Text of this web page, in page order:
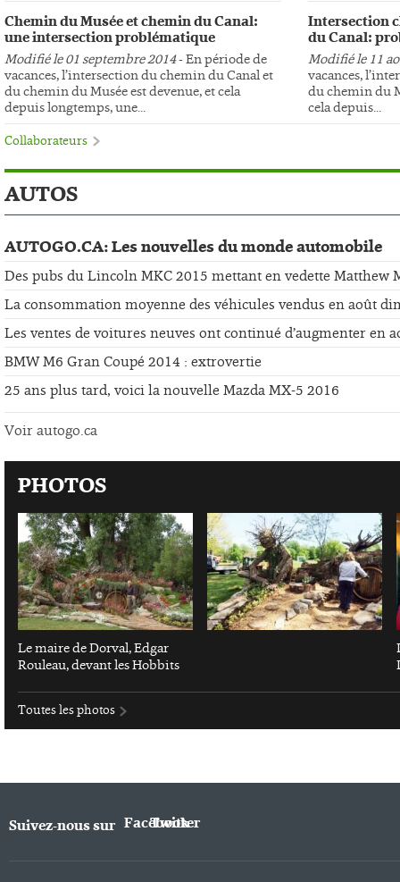
Chemin du Musée et chemin du Canal:
une intersection problématique
Modifié le 01 septembre 2014- En période de
vacances, l’intersection du chemin du Canal et
du chemin du Musée est devenue, et cela
depuis longtemps, une...
Intersection
du Canal:
Modifié le 11
vacances,
du chemin du
cela depuis...
Collaborateurs
AUTOS
AUTOGO.CA: Les nouvelles du monde automobile
Des pubs du Lincoln MKC 2015 mettant en vedette Matthew
La consommation moyenne des véhicules vendus en août
Les ventes de voitures neuves ont continué d’augmenter en
BMW M6 Gran Coupé 2014 : extrovertie
25 ans plus tard, voici la nouvelle Mazda MX-5 2016
Voir autogo.ca
PHOTOS
Le maire de Dorval, Edgar
Rouleau, devant les Hobbits
Toutes les photos
Suivez-nous sur Facebook
Twitter